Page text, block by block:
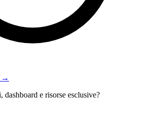
→
e risorse esclusive?